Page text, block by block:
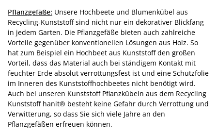
Pflanzgefäße: Unsere Hochbeete und Blumenkübel aus
Recycling-Kunststoff sind nicht nur ein dekorativer Blickfang
in jedem Garten. Die Pflanzgefäße bieten auch zahlreiche
Vorteile gegenüber konventionellen Lösungen aus Holz. So
hat zum Beispiel ein Hochbeet aus Kunststoff den großen
Vorteil, dass das Material auch bei ständigem Kontakt mit
feuchter Erde absolut verrottungsfest ist und eine Schutzfolie
im Inneren des Kunststoffhochbeetes nicht benötigt wird.
Auch bei unseren Kunststoff Pflanzkübeln aus dem Recycling
Kunststoff hanit® besteht keine Gefahr durch Verrottung und
Verwitterung, so dass Sie sich viele Jahre an den
Pflanzgefäßen erfreuen können.